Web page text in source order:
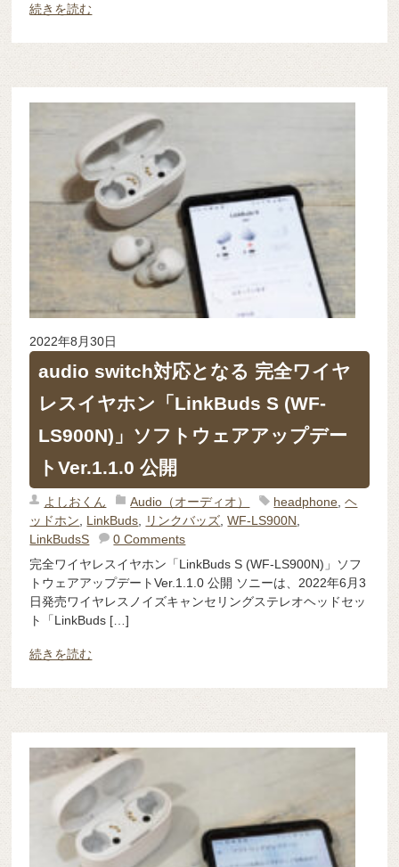
続きを読む
2022年8月30日
audio switch対応となる 完全ワイヤ
レスイヤホン「LinkBuds S (WF-
LS900N)」ソフトウェアアップデー
トVer.1.1.0 公開
よしおくん Audio（オーディオ） headphone,ヘ
ッドホン, LinkBuds, リンクバッズ,WF-LS900N,
LinkBudsS
0 Comments
完全ワイヤレスイヤホン「LinkBuds S (WF-LS900N)」ソフ
トウェアアップデートVer.1.1.0 公開 ソニーは、2022年6月3
日発売ワイヤレスノイズキャンセリングステレオヘッドセッ
ト「LinkBuds […]
続きを読む